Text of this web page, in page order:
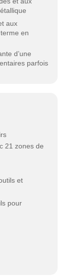
aux
en
d’une
parfois
21 zones de
et
pour